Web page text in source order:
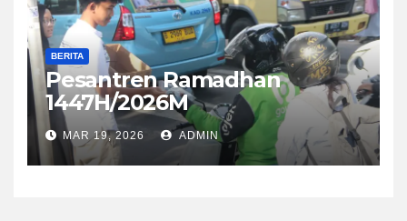
BERITA
Pesantren Ramadhan
1447H/2026M
MAR 19, 2026 ADMIN